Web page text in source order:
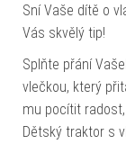
Sní Vaše dítě o
Vás skvělý tip!
Splňte přání
vlečkou, který
mu pocítit
Dětský traktor s